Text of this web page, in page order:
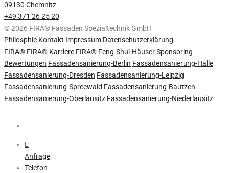
09130 Chemnitz
+49 371 26 25 20
© 2026 FIRA® Fassaden Spezialtechnik GmbH
Philosphie Kontakt Impressum Datenschutzerklärung
FIRA® FIRA® Karriere FIRA® Feng-Shui-HäuserSponsoring
Bewertungen Fassadensanierung-Berlin Fassadensanierung-Halle
Fassadensanierung-Dresden Fassadensanierung-Leipzig
Fassadensanierung-Spreewald Fassadensanierung-Bautzen
Fassadensanierung-Oberlausitz Fassadensanierung-Niederlausitz
Anfrage
Telefon